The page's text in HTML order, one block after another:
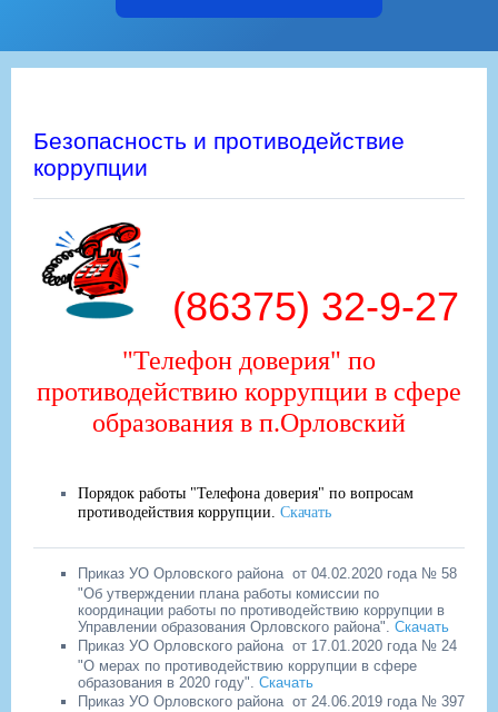
Безопасность и противодействие
коррупции
(86375) 32-9-27
"Телефон доверия" по
противодействию коррупции в сфере
образования в п.Орловский
Порядок работы "Телефона доверия" по вопросам
противодействия коррупции. Скачать
Приказ УО Орловского района от 04.02.2020 года № 58
"Об утверждении плана работы комиссии по
координации работы по противодействию коррупции в
Управлении образования Орловского района". Скачать
Приказ УО Орловского района от 17.01.2020 года № 24
"О мерах по противодействию коррупции в сфере
образования в 2020 году". Скачать
Приказ УО Орловского района от 24.06.2019 года № 397